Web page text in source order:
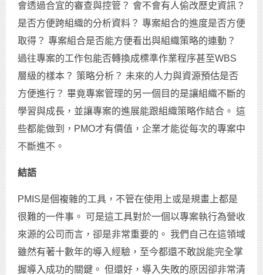
會透過合宜的審查與控管？ 會不會有人偷改歷史資訊？
是否方便跨組織的分析資料？ 專案組合的進度是否方便
取得？ 專案組合是否能方便看出與組織策略的連動？
過往專案的工作包能否轉換成標準作業程序甚至WBS
層級的樣本？ 策略分析？ 未來的人力與資源預估是否
方便進行？ 畢竟專案管理的另一個目的是讓組織不斷的
學習與成長，並讓專案的進展能跟組織策略作結合。 這
些都能做到，PMO才有價值，企業才能從每次的專案中
不斷進不。
結語
PMIS是個複雜的工具，不管在使用上或是規畫上都是
很難的一件事。 可是這工具對於一個以專案執行為營收
來源的公司而言，卻是非常重要的。 我們自己在這領域
雖然有著十數年的導入經驗，至今都還不敢說能完全掌
握導入成功的關鍵。 但還好，導入失敗的原因卻非常清